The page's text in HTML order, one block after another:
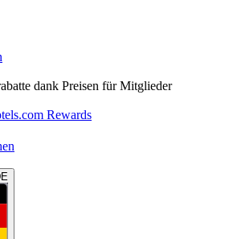
dank Preisen für Mitglieder
Rewards